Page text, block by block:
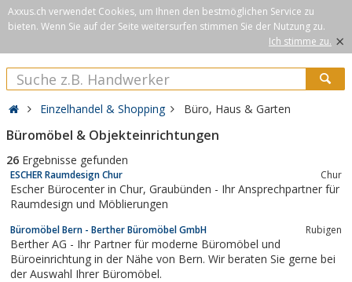
Axxus.ch verwendet Cookies, um Ihnen den bestmöglichen Service zu
bieten. Wenn Sie auf der Seite weitersurfen stimmen Sie der Nutzung zu.
Ich stimme zu. ×
Einzelhandel & Shopping Büro, Haus & Garten
Büromöbel & Objekteinrichtungen
26 Ergebnisse gefunden
ESCHER Raumdesign Chur Chur
Escher Bürocenter in Chur, Graubünden - Ihr Ansprechpartner für
Raumdesign und Möblierungen
Büromöbel Bern - Berther Büromöbel GmbH Rubigen
Berther AG - Ihr Partner für moderne Büromöbel und
Büroeinrichtung in der Nähe von Bern. Wir beraten Sie gerne bei
der Auswahl Ihrer Büromöbel.